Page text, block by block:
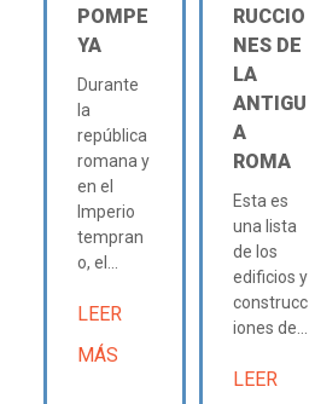
POMPE
YA
Durante
la
república
romana y
en el
Imperio
tempran
o, el...
LEER
MÁS
RUCCIO
NES DE
LA
ANTIGU
A
ROMA
Esta es
una lista
de los
edificios y
construcc
iones de...
LEER